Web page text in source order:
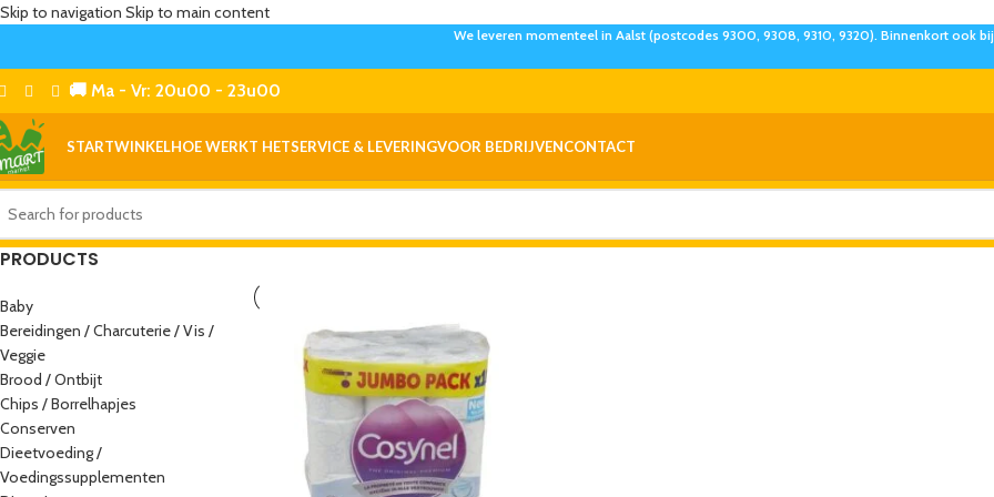
Skip to navigation Skip to main content
We leveren momenteel in Aalst (postcodes 9300, 9308, 9310, 9320). Binnenkort ook
🚚 Ma - Vr: 20u00 - 23u00
STARTWINKELHOE WERKT HETSERVICE & LEVERINGVOOR BEDRIJVENCONTACT
PRODUCTS
Baby
Bereidingen / Charcuterie / Vis /
Veggie
Brood / Ontbijt
Chips / Borrelhapjes
Conserven
Dieetvoeding /
Voedingssupplementen